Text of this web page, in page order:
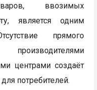
ввозимых
является одним
прямого
центрами создаёт
потребителей.